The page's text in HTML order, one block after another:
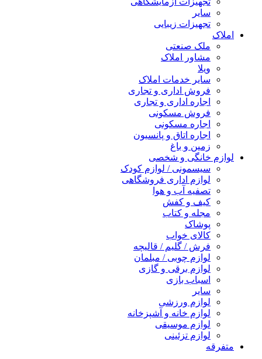
سایر
تجهیزات زیبایی
املاک
ملک صنعتی
مشاور املاک
ویلا
سایر خدمات املاک
فروش اداری و تجاری
اجاره اداری و تجاری
فروش مسکونی
اجاره مسکونی
اجاره اتاق و پانسیون
زمین و باغ
لوازم خانگی و شخصی
سیسمونی / لوازم کودک
لوازم اداری فروشگاهی
تصفیه آب و هوا
کیف و کفش
مجله و کتاب
پوشاک
کالای خواب
فرش / گلیم / قالیچه
لوازم چوبی / مبلمان
لوازم برقی و گازی
اسباب بازی
سایر
لوازم ورزشی
لوازم خانه و آشپزخانه
لوازم موسیقی
لوازم تزئینی
متفرقه